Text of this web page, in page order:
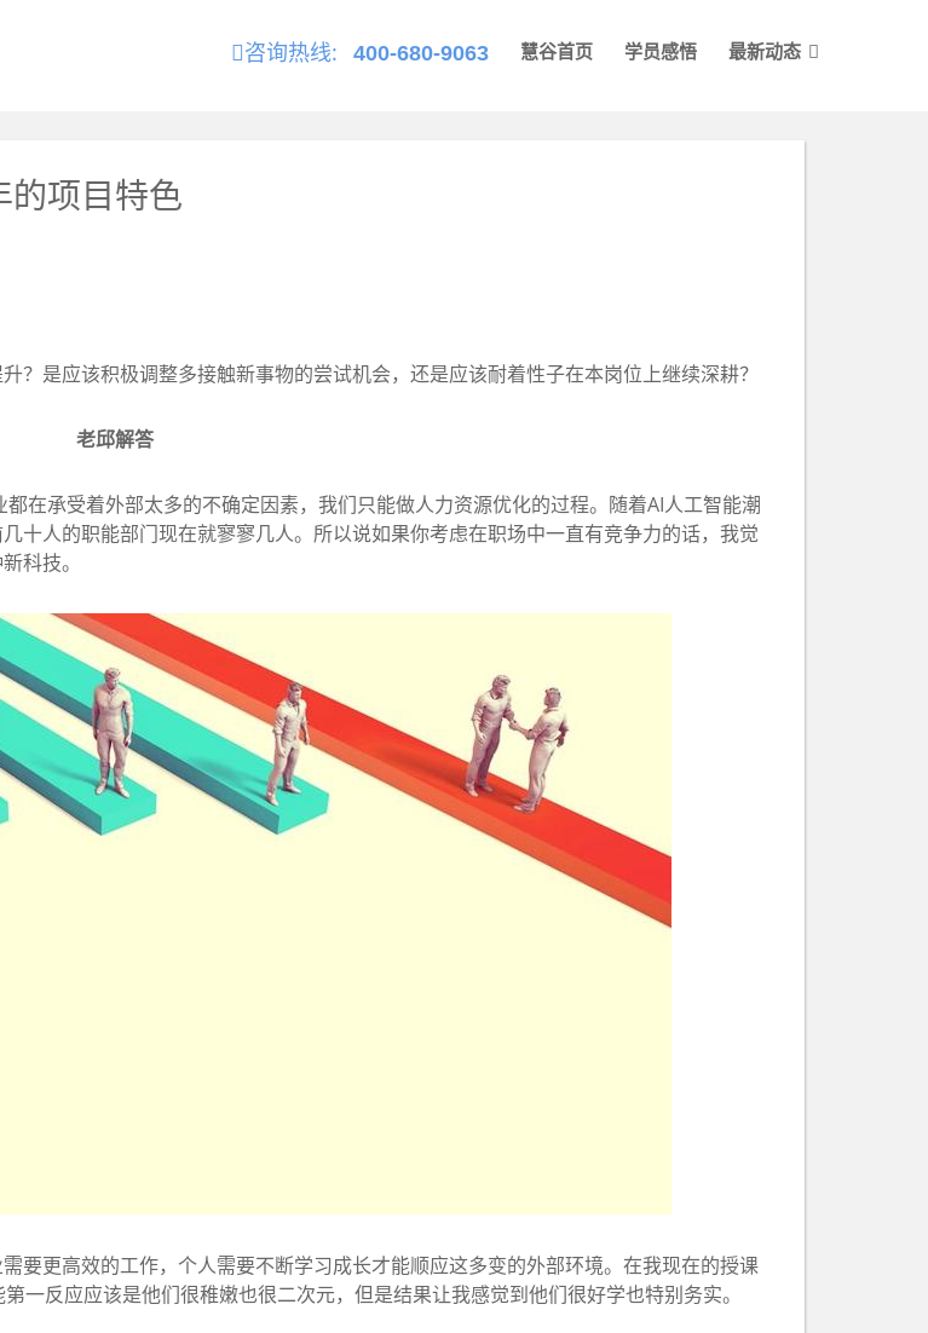
咨询热线: 400-680-9063 慧谷首页 学员感悟 最新动态
的项目特色
？是应该积极调整多接触新事物的尝试机会，还是应该耐着性子在本岗位上继续深耕？
老邱解答
在承受着外部太多的不确定因素，我们只能做人力资源优化的过程。随着AI人工智能潮
十人的职能部门现在就寥寥几人。所以说如果你考虑在职场中一直有竞争力的话，我觉
科技。
要更高效的工作，个人需要不断学习成长才能顺应这多变的外部环境。在我现在的授课
一反应应该是他们很稚嫩也很二次元，但是结果让我感觉到他们很好学也特别务实。